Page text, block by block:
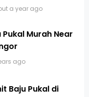
a year ago
Murah Near
ago
Baju Pukal di